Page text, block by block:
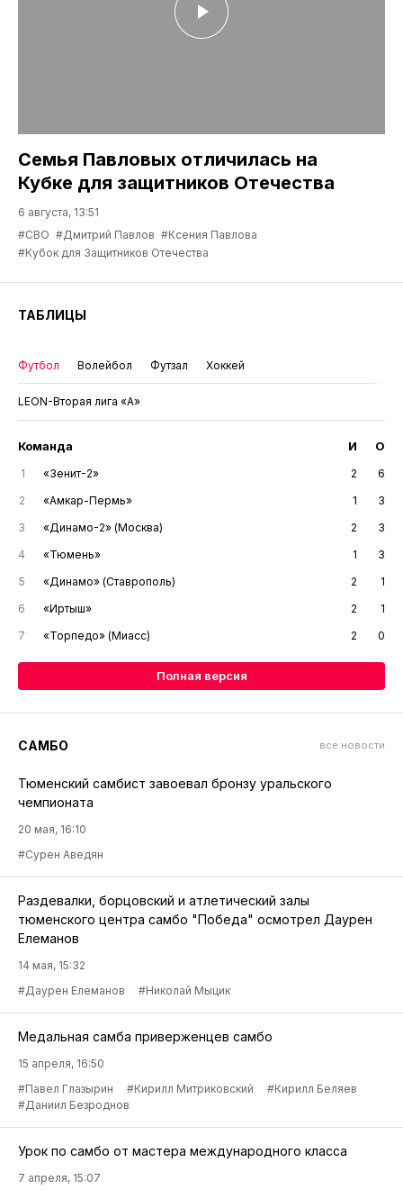
Семья Павловых отличилась на
Кубке для защитников Отечества
6 августа, 13:51
#СВО #Дмитрий Павлов #Ксения Павлова
#Кубок для Защитников Отечества
ТАБЛИЦЫ
Футбол Волейбол Футзал Хоккей
LEON-Вторая лига «А»
Команда И О
1 «Зенит-2» 2
6
2
«Амкар-Пермь» 1
3
3
«Динамо-2» (Москва) 2
3
4
«Тюмень» 1
3
5
«Динамо» (Ставрополь) 2
1
6
«Иртыш» 2
1
7
«Торпедо» (Миасс) 2 0
Полная версия
САМБО все новости
Тюменский самбист завоевал бронзу уральского
чемпионата
20 мая, 16:10
#Сурен Аведян
Раздевалки, борцовский и атлетический залы
тюменского центра самбо "Победа" осмотрел Даурен
Елеманов
14 мая, 15:32
#Даурен Елеманов
#Николай Мыцик
Медальная самба приверженцев самбо
15 апреля, 16:50
#Павел Глазырин
#Кирилл Митриковский
#Кирилл Беляев
#Даниил Безроднов
Урок по самбо от мастера международного класса
7 апреля, 15:07